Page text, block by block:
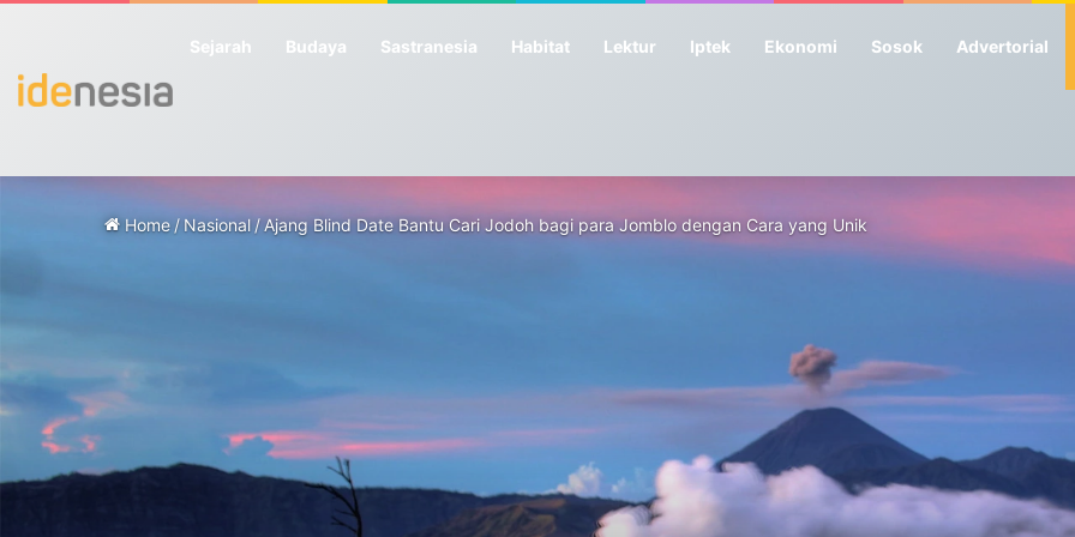
Sejarah Budaya Sastranesia Habitat Lektur Iptek Ekonomi Sosok Advertorial
Home /Nasional /Ajang Blind Date Bantu Cari Jodoh bagi para Jomblo dengan Cara yang Unik